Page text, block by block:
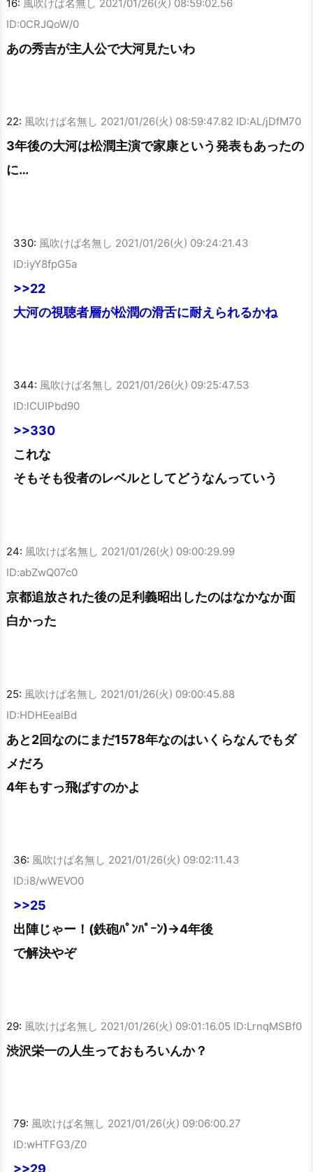
16: 風吹けば名無し 2021/01/26(火) 08:59:02.56
ID:0CRJQoW/0
あの秀吉が主人公で大河見たいわ
22: 風吹けば名無し 2021/01/26(火) 08:59:47.82 ID:AL/jDfM70
3年後の大河は松潤主演で家康という発表もあったの
に…
330: 風吹けば名無し 2021/01/26(火) 09:24:21.43
ID:iyY8fpG5a
>>22
大河の視聴者層が松潤の滑舌に耐えられるかね
344: 風吹けば名無し 2021/01/26(火) 09:25:47.53
ID:lCUIPbd90
>>330
これな
そもそも役者のレベルとしてどうなんっていう
24: 風吹けば名無し 2021/01/26(火) 09:00:29.99
ID:abZwQ07c0
京都追放された後の足利義昭出したのはなかなか面
白かった
25: 風吹けば名無し 2021/01/26(火) 09:00:45.88
ID:HDHEealBd
あと2回なのにまだ1578年なのはいくらなんでもダ
メだろ
4年もすっ飛ばすのかよ
36: 風吹けば名無し 2021/01/26(火) 09:02:11.43
ID:i8/wWEVO0
>>25
出陣じゃー！(鉄砲ﾊﾟﾝﾊﾟｰﾝ)→4年後
で解決やぞ
29: 風吹けば名無し 2021/01/26(火) 09:01:16.05 ID:LrnqMSBf0
渋沢栄一の人生っておもろいんか？
79: 風吹けば名無し 2021/01/26(火) 09:06:00.27
ID:wHTFG3/Z0